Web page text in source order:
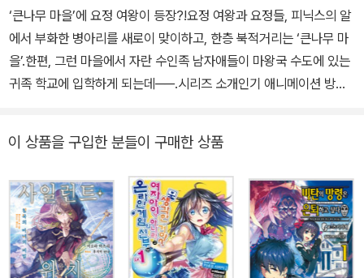
‘큰나무 마을’에 요정 여왕이 등장?!요정 여왕과 요정들, 피닉스의 알
에서 부화한 병아리를 새로이 맞이하고, 한층 북적거리는 ‘큰나무 마
을’.한편, 그런 마을에서 자란 수인족 남자애들이 마왕국 수도에 있는
귀족 학교에 입학하게 되는데──.시리즈 소개인기 애니메이션 방영
트 <소설가가 되자>에 연재를 시작한 작품. 경영 스타일의 게임을 만
들던 회사의 시나리오 라이터답게 마치 오래된 심○ 계열 게임처럼
농장이나 마을을 개척, 경영하고 발전시키는 듯한 이야기 전개와 이
를 중간에 설명해 주는 지도가 특징. 나아가 주인공 ‘마치오 히라쿠’의
1인칭으로 이세계의 느긋한 농가 생활을 만끽하면서, 고민이 있어도
재치로 해결하는 모습과 난데없는 해프닝에도 웃을 수 있는 작품이
이 상품을 구입한 분들이 구매한 상품